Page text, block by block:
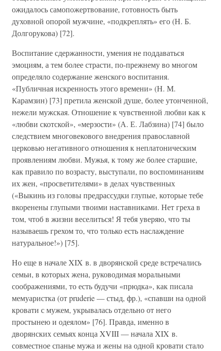
ожидалось самопожертвование, готовность быть
духовной опорой мужчине, «подкреплять» его (Н. Б.
Долгорукова) [72].
Воспитание сдержанности, умения не поддаваться
эмоциям, а тем более страсти, по-прежнему во многом
определяло содержание женского воспитания.
«Публичная искренность этого времени» (Н. М.
Карамзин) [73] претила женской душе, более утонченной,
нежели мужская. Отношение к чувственной любви как к
«любви скотской», «мерзости» (А. Е. Лабзина) [74] было
следствием многовекового внедрения православной
церковью негативного отношения к неплатоническим
проявлениям любви. Мужья, к тому же более старшие,
как правило по возрасту, выступали, по воспоминаниям
их жен, «просветителями» в делах чувственных
(«Выкинь из головы предрассудки глупые, которые тебе
вкоренены глупыми твоими наставниками. Нет греха в
том, чтоб в жизни веселиться! Я тебя уверяю, что ты
называешь грехом то, что только есть наслаждение
натуральное!») [75].
Но еще в начале XIX в. в дворянской среде встречались
семьи, в которых жена, руководимая моральными
соображениями, то есть будучи «прюдка», как писала
мемуаристка (от pruderie — стыд, фр.), «спавши на одной
кровати с мужем, укрывалась отдельно от него
простынею и одеялом» [76]. Правда, именно в
дворянских семьях конца XVIII — начала XIX в.
совместное спанье мужа и жены на одной кровати стало